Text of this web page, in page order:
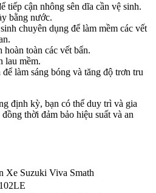
tiếp cận nhông sên dĩa cần vệ sinh.
bằng nước.
chuyên dụng để làm mềm các vết
hoàn toàn các vết bẩn.
lau mềm.
làm sáng bóng và tăng độ trơn tru
định kỳ, bạn có thể duy trì và gia
thời đảm bảo hiệu suất và an